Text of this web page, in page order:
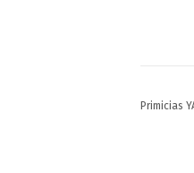
Primicias